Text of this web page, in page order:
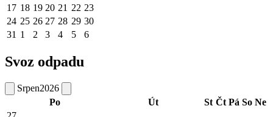
17 18 19 20 21 22 23
24 25 26 27 28 29 30
31 1 2 3 4 5 6
Svoz odpadu
Srpen2026
Po
Út St Čt Pá So Ne